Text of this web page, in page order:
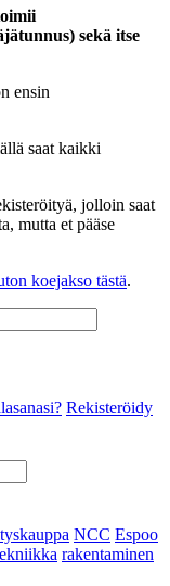
sekä itse
ensin
saat kaikki
jolloin saat
mutta et pääse
koejakso tästä.
Rekisteröidy
NCC Espoo
rakentaminen